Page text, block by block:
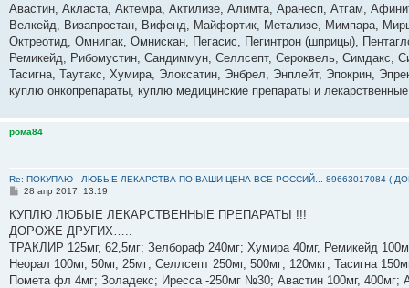
о
щ
е
и
е
Авастин, Акласта, Актемра, Актилизе, Алимта, Аранесп, Атгам,
Велкейд, Визапростан, Вифенд, Майфортик, Метализе, Мимпара,
Октреотид, Омнипак, Омнискан, Пегасис, Пегинтрон (шприцы),
Ремикейд, Рибомустин, Сандиммун, Селлсепт, Сероквель, Симдакс,
Тасигна, Таутакс, Хумира, Элоксатин, Энбрел, Энплейт, Эпокрин,
куплю онкопрепараты, куплю медицинские препараты и
рома84
Re: ПОКУПАЮ - ЛЮБЫЕ ЛЕКАРСТВА ПО ВАШИ ЦЕНА ВСЕ РОССИЙ... 89663017084 (
С
о
щ
е
и
е
28 апр 2017, 13:19
КУПЛЮ ЛЮБЫЕ ЛЕКАРСТВЕННЫЕ ПРЕПАРАТЫ !!!
ДОРОЖЕ ДРУГИХ…..
ТРАКЛИР 125мг, 62,5мг; Зелбораф 240мг; Хумира 40мг, Ремикейд
Неорал 100мг, 50мг, 25мг; Селлсепт 250мг, 500мг; 120мкг; Тасигна
Помета фл 4мг; Золадекс; Иресса -250мг №30; Авастин 100мг, 400мг;